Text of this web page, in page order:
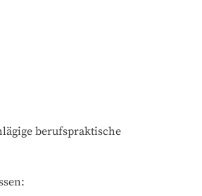
berufspraktische